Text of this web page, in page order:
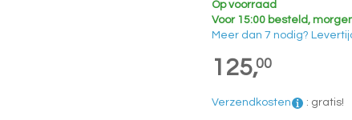
Op voorraad
Voor 15:00 besteld,
Meer dan 7 nodig?
125,00
Verzendkosten : gratis!